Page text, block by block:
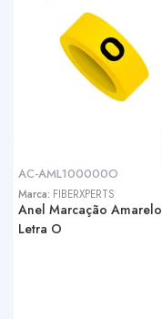
AC-AML100000O
Marca: FIBERXPERTS
Anel Marcação Amarelo
Letra O